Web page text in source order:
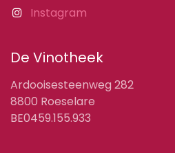
Instagram
De Vinotheek
Ardooisesteenweg 282
8800 Roeselare
BE0459.155.933